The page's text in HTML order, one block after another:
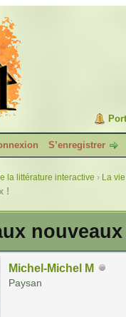
S’enregistrer
la littérature interactive › La
!
Michel-Michel M
Paysan